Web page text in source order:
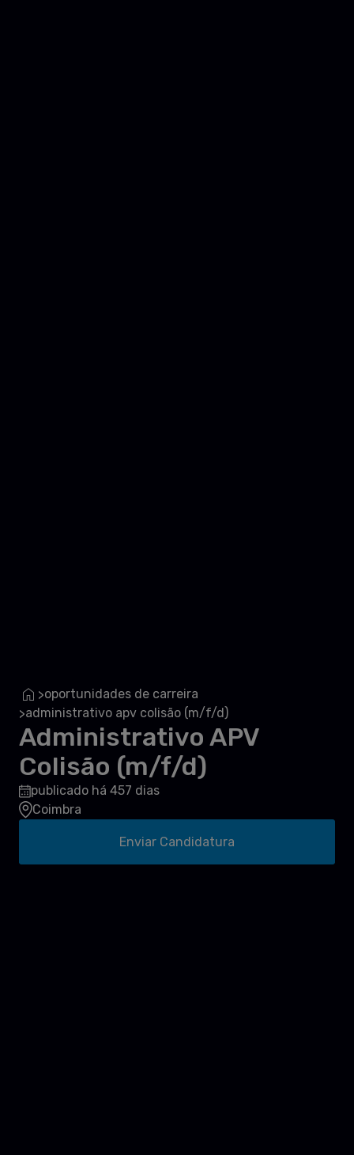
>oportunidades de carreira
>administrativo apv colisão (m/f/d)
Administrativo APV
Colisão (m/f/d)
publicado há 457 dias
Coimbra
Enviar Candidatura